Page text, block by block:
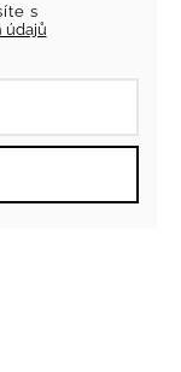
s
údajů